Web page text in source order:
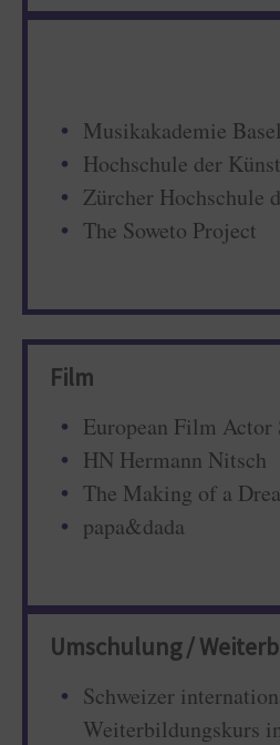
Musikakademie Basel
Hochschule der
Zürcher Hochschule
The Soweto Project
Film
European Film Actor
HN Hermann Nitsch
The Making of a
papa&dada
Umschulung /
Schweizer
Weiterbildungskurs